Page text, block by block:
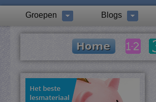
Groepen Blogs